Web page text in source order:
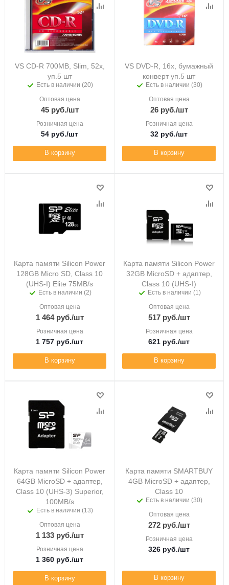
VS CD-R 700MB, Slim, 52x,
уп.5 шт
Есть в наличии (20)
Оптовая цена
45руб./шт
Розничная цена
54 руб./шт
В корзину
VS DVD-R, 16x, бумажный
конверт уп.5 шт
Есть в наличии (30)
Оптовая цена
26руб./шт
Розничная цена
32 руб./шт
В корзину
Карта памяти Silicon Power
128GB Micro SD, Class 10
(UHS-I) Elite 75MB/s
Есть в наличии (2)
Оптовая цена
1 464руб./шт
Розничная цена
1 757 руб./шт
В корзину
Карта памяти Silicon Power
32GB MicroSD + адаптер,
Class 10 (UHS-I)
Есть в наличии (1)
Оптовая цена
517руб./шт
Розничная цена
621 руб./шт
В корзину
Карта памяти Silicon Power
64GB MicroSD + адаптер,
Class 10 (UHS-3) Superior,
100MB/s
Есть в наличии (13)
Оптовая цена
1 133руб./шт
Розничная цена
1 360 руб./шт
В корзину
Карта памяти SMARTBUY
4GB MicroSD + адаптер,
Class 10
Есть в наличии (30)
Оптовая цена
272руб./шт
Розничная цена
326 руб./шт
В корзину